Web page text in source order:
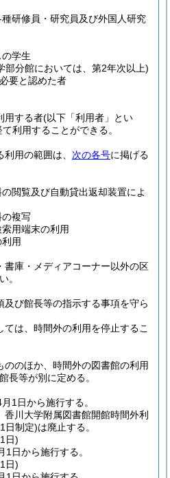
研修員・研究員及び外国人研究
学生
部分館においては、第2年次以上)
要と認めた者
用する者(以下「利用者」とい
利用することができる。
用の範囲は、 次の各号に掲げる
閲覧及び自動貸出返却装置によ
の複写
用端末の利用
用
書庫・メディアコーナー以外の区
。
及び館長等の指示する事項を守ら
ては、時間外の利用を停止するこ
ののほか、時間外の図書館の利用
長等が別に定める。
1日から施行する。
香川大学附属図書館開館時間外利
日制定)は廃止する。
日)
日から施行する。
日)